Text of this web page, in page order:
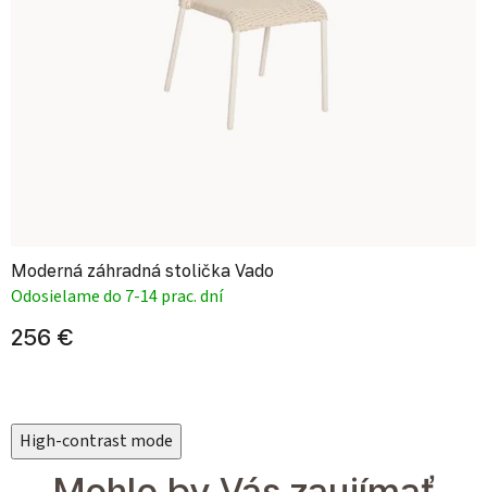
Moderná záhradná stolička Vado
Odosielame do 7-14 prac. dní
256 €
High-contrast mode